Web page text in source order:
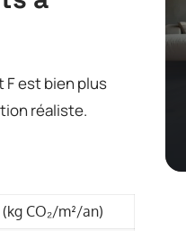
F est bien plus
réaliste.
(kg CO₂/m²/an)